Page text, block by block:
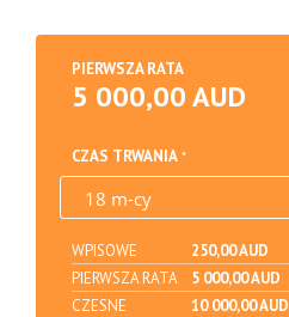
PIERWSZA RATA
5 000,00 AUD
CZAS TRWANIA
WPISOWE
250,00 AUD
PIERWSZA RATA
5 000,00 AUD
CZESNE
10 000,00 AUD